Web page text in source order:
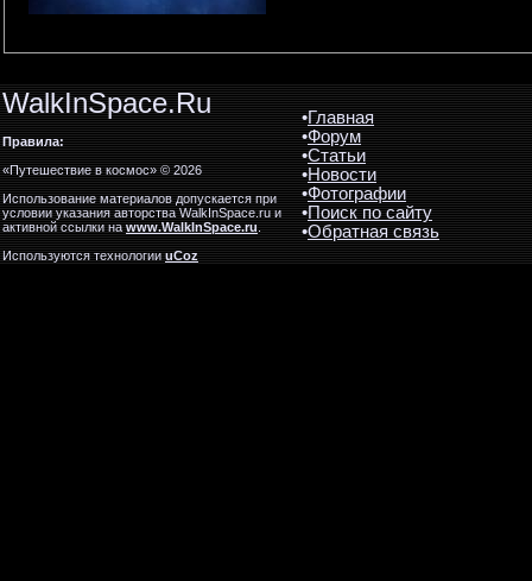
WalkInSpace.Ru
Правила:
«Путешествие в космос» © 2026
Использование материалов допускается при
условии указания авторства WalkInSpace.ru и
активной ссылки наwww.WalkInSpace.ru.
Используются технологииuCoz
•Главная
•Форум
•Статьи
•Новости
•Фотографии
•Поиск по сайту
•Обратная связь